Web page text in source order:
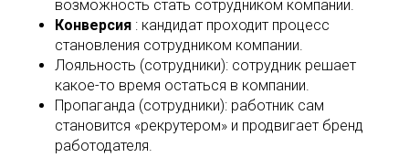
возможность стать сотрудником компании.
Конверсия : кандидат проходит процесс
становления сотрудником компании.
Лояльность (сотрудники): сотрудник решает
какое-то время остаться в компании.
Пропаганда (сотрудники): работник сам
становится «рекрутером» и продвигает бренд
работодателя.